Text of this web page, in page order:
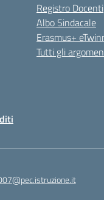
Registro Docenti
Albo Sindacale
Erasmus+
Tutti gli